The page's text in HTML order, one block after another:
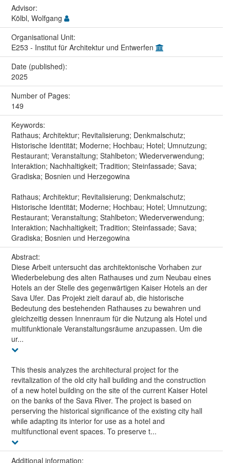
Advisor:
Kölbl, Wolfgang
Organisational Unit:
E253 - Institut für Architektur und Entwerfen
Date (published):
2025
Number of Pages:
149
Keywords:
Rathaus; Architektur; Revitalisierung; Denkmalschutz;
Historische Identität; Moderne; Hochbau; Hotel; Umnutzung;
Restaurant; Veranstaltung; Stahlbeton; Wiederverwendung;
Interaktion; Nachhaltigkeit; Tradition; Steinfassade; Sava;
Gradiska; Bosnien und Herzegowina
Rathaus; Architektur; Revitalisierung; Denkmalschutz;
Historische Identität; Moderne; Hochbau; Hotel; Umnutzung;
Restaurant; Veranstaltung; Stahlbeton; Wiederverwendung;
Interaktion; Nachhaltigkeit; Tradition; Steinfassade; Sava;
Gradiska; Bosnien und Herzegowina
Abstract:
Diese Arbeit untersucht das architektonische Vorhaben zur
Wiederbelebung des alten Rathauses und zum Neubau eines
Hotels an der Stelle des gegenwärtigen Kaiser Hotels an der
Sava Ufer. Das Projekt zielt darauf ab, die historische
Bedeutung des bestehenden Rathauses zu bewahren und
gleichzeitig dessen Innenraum für die Nutzung als Hotel und
multifunktionale Veranstaltungsräume anzupassen. Um die
ur...
This thesis analyzes the architectural project for the
revitalization of the old city hall building and the construction
of a new hotel building on the site of the current Kaiser Hotel
on the banks of the Sava River. The project is based on
perserving the historical significance of the existing city hall
while adapting its interior for use as a hotel and
multifunctional event spaces. To preserve t...
Additional information: